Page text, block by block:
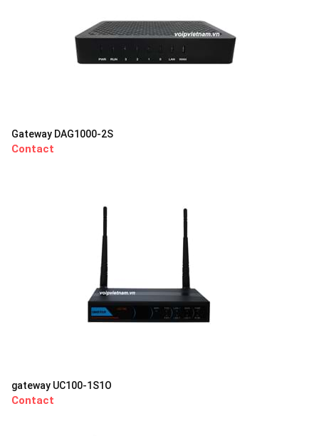
Gateway DAG1000-2S
Contact
gateway UC100-1S1O
Contact